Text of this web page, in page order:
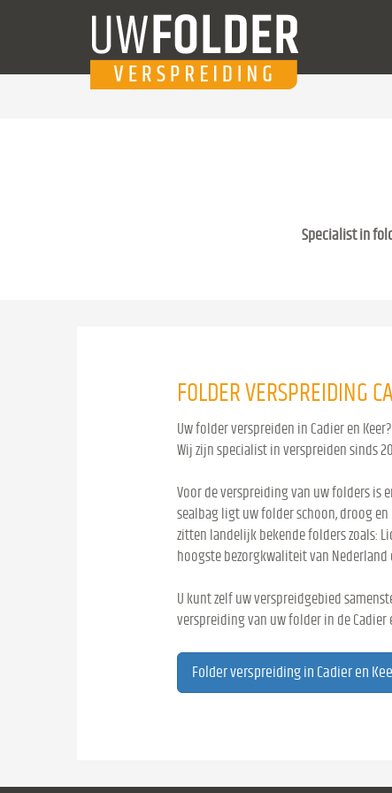
Specialist in
FOLDER VERSPREIDING
Uw folder verspreiden in Cadier en
Wij zijn specialist in verspreiden sinds
Voor de verspreiding van uw folders is
sealbag ligt uw folder schoon, droog
zitten landelijk bekende folders zoals:
hoogste bezorgkwaliteit van
U kunt zelf uw verspreidgebied
verspreiding van uw folder in de Cadier
Folder verspreiding in Cadier en